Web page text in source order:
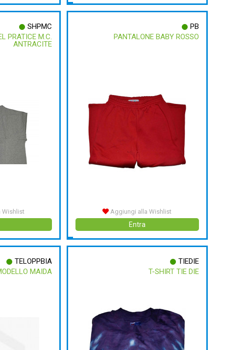
SHPMC
PRATICE M.C.
ANTRACITE
Wishlist
PB
PANTALONE BABY ROSSO
Aggiungi alla Wishlist
Entra
TELOPPBIA
MAIDA
TIEDIE
T-SHIRT TIE DIE